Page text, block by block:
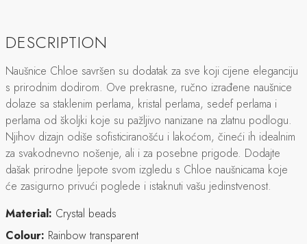
DESCRIPTION
Naušnice Chloe savršen su dodatak za sve koji cijene eleganciju
s prirodnim dodirom. Ove prekrasne, ručno izrađene naušnice
dolaze sa staklenim perlama, kristal perlama, sedef perlama i
perlama od školjki koje su pažljivo nanizane na zlatnu podlogu.
Njihov dizajn odiše sofisticiranošću i lakoćom, čineći ih idealnim
za svakodnevno nošenje, ali i za posebne prigode. Dodajte
dašak prirodne ljepote svom izgledu s Chloe naušnicama koje
će zasigurno privući poglede i istaknuti vašu jedinstvenost.
Material: Crystal beads
Colour: Rainbow transparent